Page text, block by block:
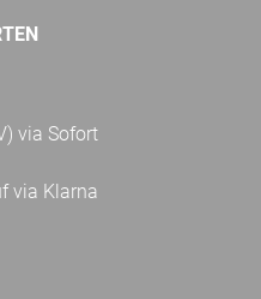
via Sofort
via Klarna